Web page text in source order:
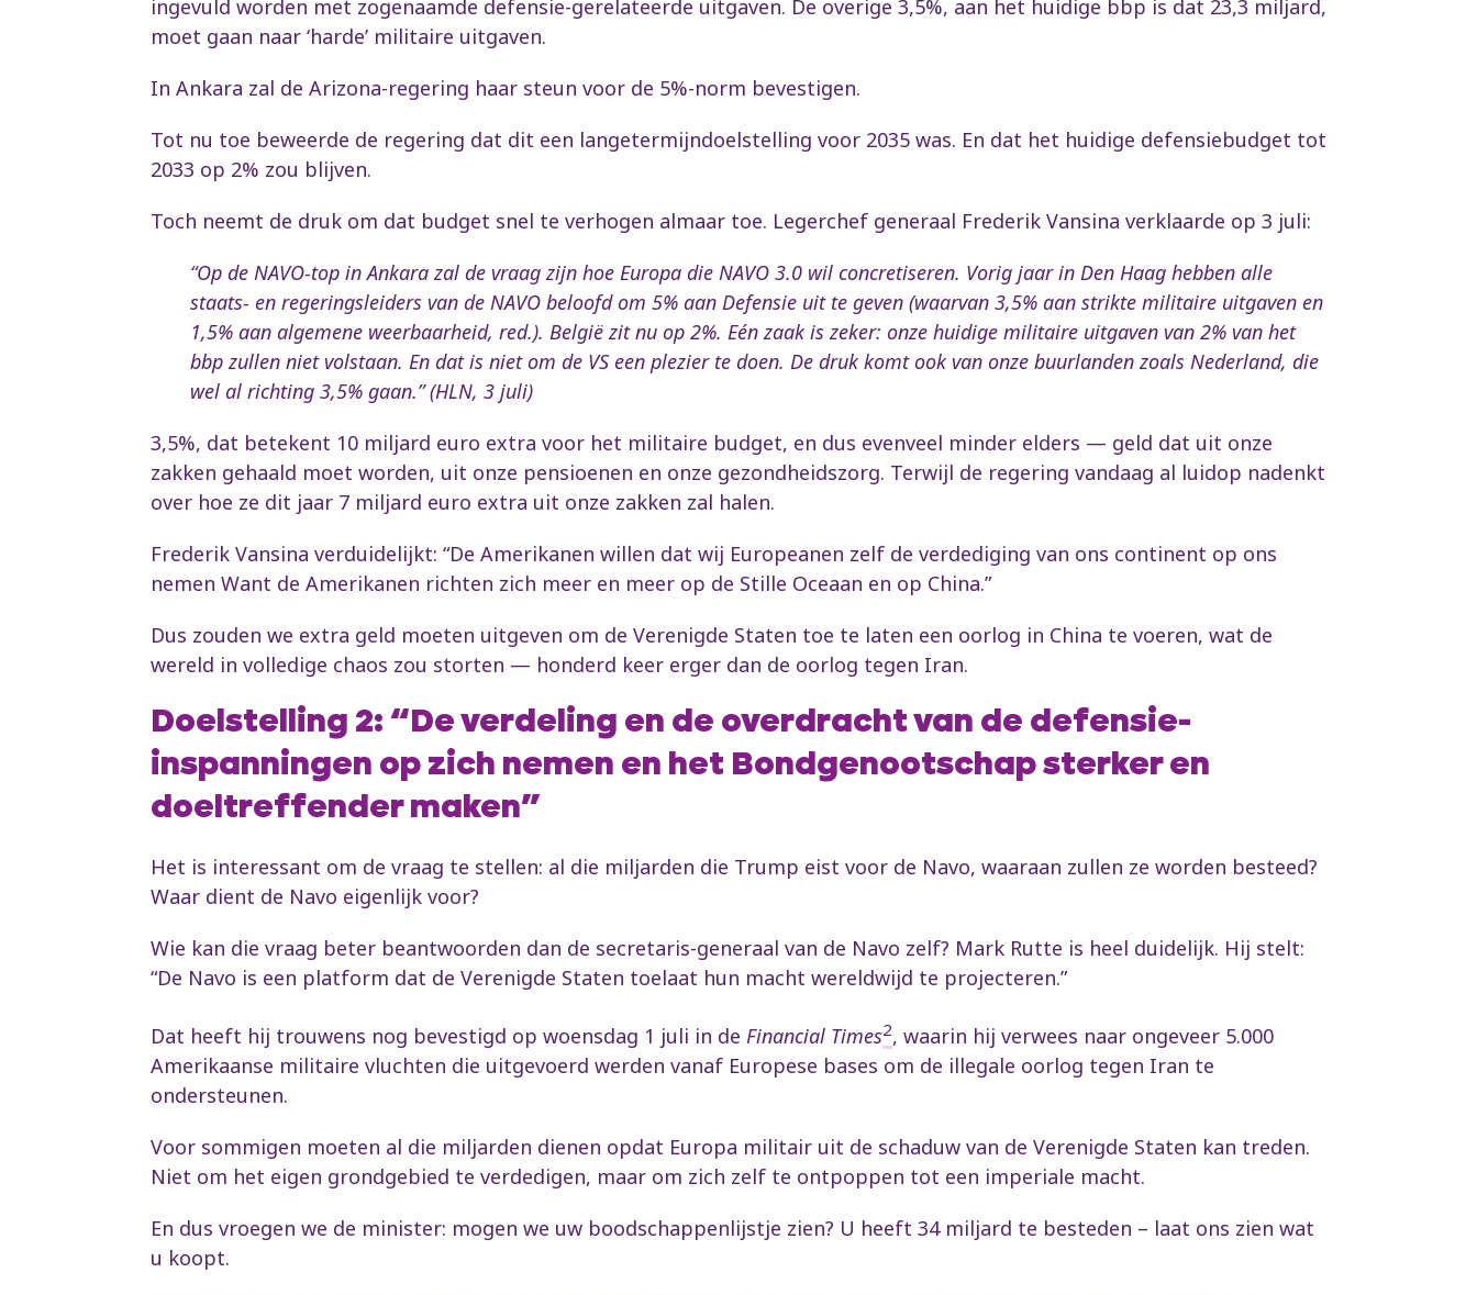
ingevuld worden met zogenaamde defensie-gerelateerde uitgaven. De overige 3,5%, aan het huidige bbp is dat 23,3 miljard,
moet gaan naar ‘harde’ militaire uitgaven.
In Ankara zal de Arizona-regering haar steun voor de 5%-norm bevestigen.
Tot nu toe beweerde de regering dat dit een langetermijndoelstelling voor 2035 was. En dat het huidige defensiebudget tot
2033 op 2% zou blijven.
Toch neemt de druk om dat budget snel te verhogen almaar toe. Legerchef generaal Frederik Vansina verklaarde op 3 juli:
“Op de NAVO-top in Ankara zal de vraag zijn hoe Europa die NAVO 3.0 wil concretiseren. Vorig jaar in Den Haag hebben alle
staats- en regeringsleiders van de NAVO beloofd om 5% aan Defensie uit te geven (waarvan 3,5% aan strikte militaire uitgaven en
1,5% aan algemene weerbaarheid, red.). België zit nu op 2%. Eén zaak is zeker: onze huidige militaire uitgaven van 2% van het
bbp zullen niet volstaan. En dat is niet om de VS een plezier te doen. De druk komt ook van onze buurlanden zoals Nederland, die
wel al richting 3,5% gaan.” (HLN, 3 juli)
3,5%, dat betekent 10 miljard euro extra voor het militaire budget, en dus evenveel minder elders — geld dat uit onze
zakken gehaald moet worden, uit onze pensioenen en onze gezondheidszorg. Terwijl de regering vandaag al luidop nadenkt
over hoe ze dit jaar 7 miljard euro extra uit onze zakken zal halen.
Frederik Vansina verduidelijkt: “De Amerikanen willen dat wij Europeanen zelf de verdediging van ons continent op ons
nemen Want de Amerikanen richten zich meer en meer op de Stille Oceaan en op China.”
Dus zouden we extra geld moeten uitgeven om de Verenigde Staten toe te laten een oorlog in China te voeren, wat de
wereld in volledige chaos zou storten — honderd keer erger dan de oorlog tegen Iran.
Doelstelling 2: “De verdeling en de overdracht van de defensie-
inspanningen op zich nemen en het Bondgenootschap sterker en
doeltreffender maken”
Het is interessant om de vraag te stellen: al die miljarden die Trump eist voor de Navo, waaraan zullen ze worden besteed?
Waar dient de Navo eigenlijk voor?
Wie kan die vraag beter beantwoorden dan de secretaris-generaal van de Navo zelf? Mark Rutte is heel duidelijk. Hij stelt:
“De Navo is een platform dat de Verenigde Staten toelaat hun macht wereldwijd te projecteren.”
Dat heeft hij trouwens nog bevestigd op woensdag 1 juli in de Financial Times2, waarin hij verwees naar ongeveer 5.000
Amerikaanse militaire vluchten die uitgevoerd werden vanaf Europese bases om de illegale oorlog tegen Iran te
ondersteunen.
Voor sommigen moeten al die miljarden dienen opdat Europa militair uit de schaduw van de Verenigde Staten kan treden.
Niet om het eigen grondgebied te verdedigen, maar om zich zelf te ontpoppen tot een imperiale macht.
En dus vroegen we de minister: mogen we uw boodschappenlijstje zien? U heeft 34 miljard te besteden – laat ons zien wat
u koopt.